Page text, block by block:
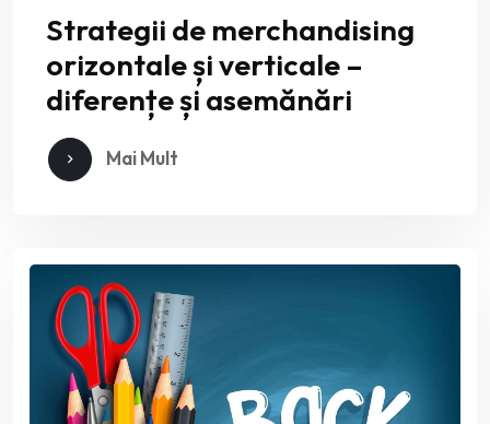
Strategii de merchandising
orizontale și verticale –
diferențe și asemănări
Mai Mult